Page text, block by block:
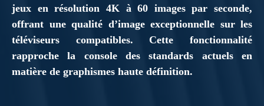
jeux en résolution 4K à 60 images par seconde,
offrant une qualité d’image exceptionnelle sur les
téléviseurs compatibles. Cette fonctionnalité
rapproche la console des standards actuels en
matière de graphismes haute définition.